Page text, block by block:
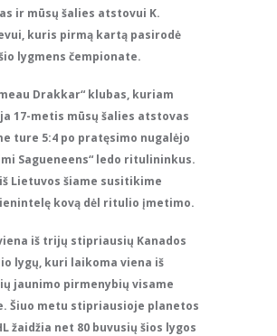
ir mūsų šalies atstovui K.
kuris pirmą kartą pasirodė
lygmens čempionate.
Drakkar“ klubas, kuriam
17-metis mūsų šalies atstovas
ture 5:4 po pratęsimo nugalėjo
Sagueneens“ ledo ritulininkus.
Lietuvos šiame susitikime
kovą dėl ritulio įmetimo.
viena iš trijų stipriausių Kanados
lygų, kuri laikoma viena iš
jaunimo pirmenybių visame
Šiuo metu stipriausioje planetos
žaidžia net 80 buvusių šios lygos